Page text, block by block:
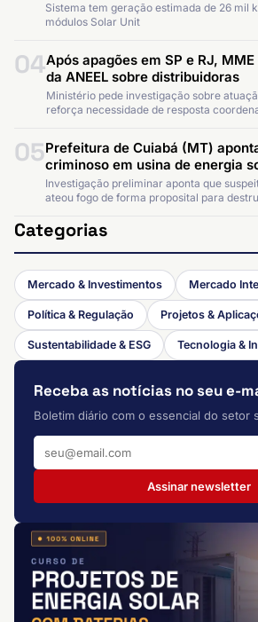
Sistema tem geração estimada de 26 mil
módulos Solar Unit
04Após apagões em SP e RJ,
da ANEEL sobre distribuidoras
Ministério pede investigação sobre
reforça necessidade de resposta
05Prefeitura de Cuiabá (MT)
criminoso em usina de energia
Investigação preliminar aponta que
ateou fogo de forma proposital para
Categorias
Mercado & Investimentos Mercado
Política & Regulação Projetos &
Sustentabilidade & ESG Tecnologia &
Receba as notícias no seu e-
Boletim diário com o essencial do setor
Assinar newsletter